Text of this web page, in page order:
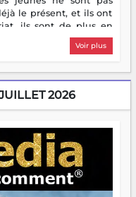
le présent, et ils ont
ils sont de plus en
à risquer — souvent
toujours avec cette
les nouvelles sont
vient de décrocher le
Elia rafle le Prix
oui, on pourrait
soi satisfait. Mais ce
La fougue, ça
Une flamme sans
peut consumer. C'est
pas pour reprendre le
Voir plus
2026